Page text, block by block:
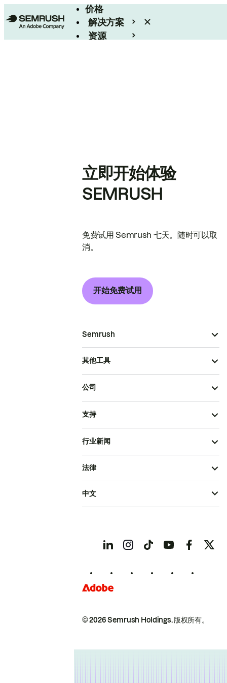
价格
解决方案
资源
立即开始体验
SEMRUSH
免费试用 Semrush 七天。随时可以取
消。
开始免费试用
Semrush
其他工具
公司
支持
行业新闻
© 2026 Semrush Holdings.版权所有。
法律
中文